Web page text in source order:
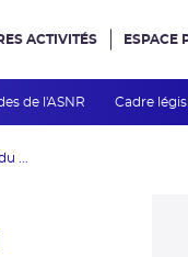
de l'ASNR Cadre
ACTIVITÉS ESPACE
...